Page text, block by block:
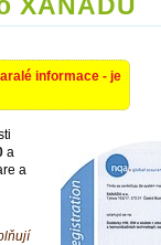
informace - je
a
a